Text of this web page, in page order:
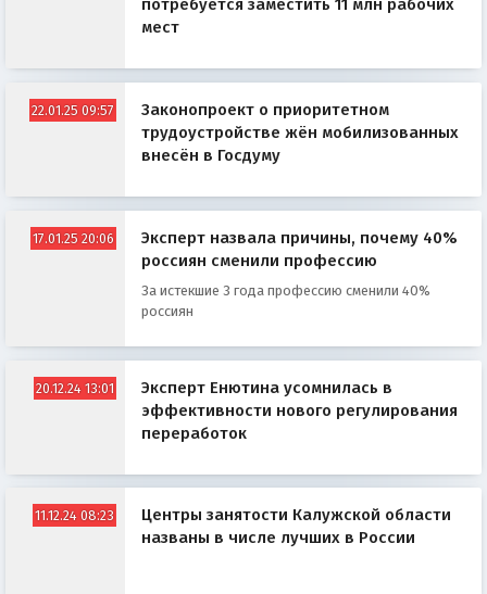
потребуется заместить 11 млн рабочих
мест
22.01.25 09:57
Законопроект о приоритетном
трудоустройстве жён мобилизованных
внесён в Госдуму
17.01.25 20:06
Эксперт назвала причины, почему 40%
россиян сменили профессию
За истекшие 3 года профессию сменили 40%
россиян
20.12.24 13:01
Эксперт Енютина усомнилась в
эффективности нового регулирования
переработок
11.12.24 08:23
Центры занятости Калужской области
названы в числе лучших в России